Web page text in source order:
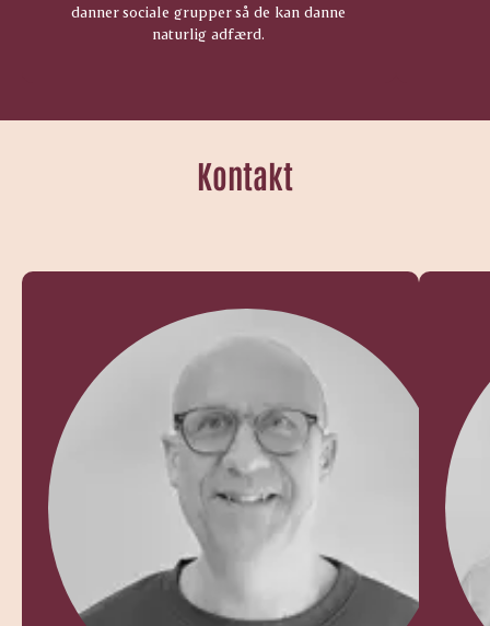
danner sociale grupper så de kan danne
naturlig adfærd.
Kontakt